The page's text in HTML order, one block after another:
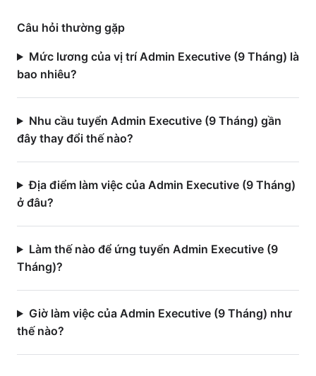
Câu hỏi thường gặp
Mức lương của vị trí Admin Executive (9 Tháng) là
bao nhiêu?
Nhu cầu tuyển Admin Executive (9 Tháng) gần
đây thay đổi thế nào?
Địa điểm làm việc của Admin Executive (9 Tháng)
ở đâu?
Làm thế nào để ứng tuyển Admin Executive (9
Tháng)?
Giờ làm việc của Admin Executive (9 Tháng) như
thế nào?